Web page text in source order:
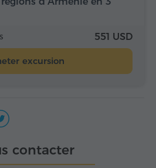
551 USD
excursion
contacter